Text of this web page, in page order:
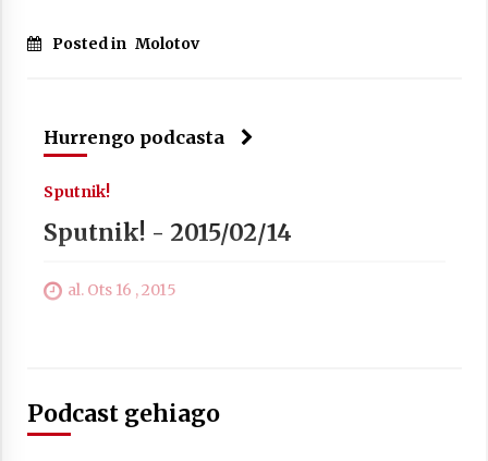
2021/10/13
IX. topaketak
Segura irratian Arrosaren 20 urteez
2021/07/16
Posted in Molotov
Hurrengo podcasta
Sputnik!
Sputnik! - 2015/02/14
al. Ots 16 , 2015
Podcast gehiago